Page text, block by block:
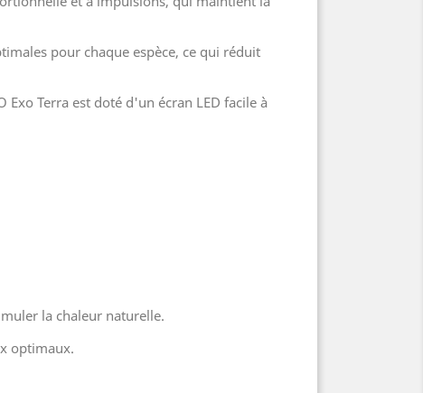
pour chaque espèce, ce qui réduit
Terra est doté d'un écran LED facile à
la chaleur naturelle.
optimaux.